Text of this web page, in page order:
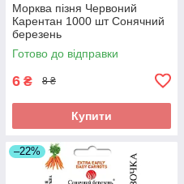
Морква пізня Червоний
Карентан 1000 шт Сонячний
березень
Готово до відправки
6 ₴ 8 ₴
Купити
–22%